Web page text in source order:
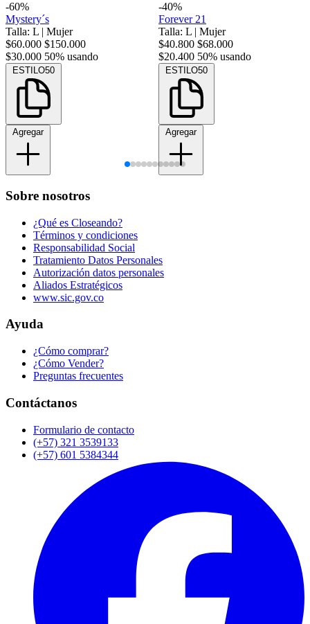
-60%
Mystery´s
Talla: L | Mujer
$60.000 $150.000
$30.000 50% usando
ESTILO50
Agregar
-40%
Forever 21
Talla: L | Mujer
$40.800 $68.000
$20.400 50% usando
ESTILO50
Agregar
Sobre nosotros
¿Qué es Closeando?
Términos y condiciones
Responsabilidad Social
Tratamiento Datos Personales
Autorización datos personales
Aliados Estratégicos
www.sic.gov.co
Ayuda
¿Cómo comprar?
¿Cómo Vender?
Preguntas frecuentes
Contáctanos
Formulario de contacto
(+57) 321 3539133
(+57) 601 5384344